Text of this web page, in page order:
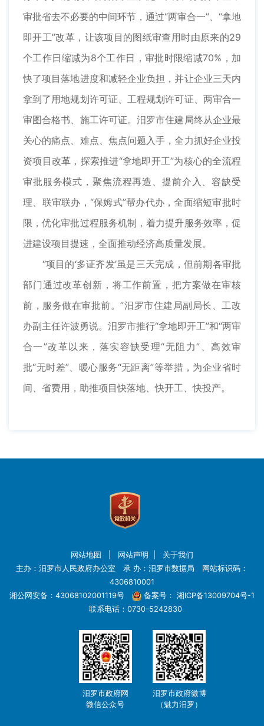
审批省去不必要的中间环节，通过“两审合一”、“拿地
即开工”改革，让该项目的图纸审查用时由原来的29
个工作日缩减为8个工作日，审批时限缩减70%，加
快了项目落地进度和减轻企业负担，并让企业三天内
拿到了用地规划许可证、工程规划许可证、两审合一
审图合格书、施工许可证。汨罗市住建局终从企业最
关心的痛点、难点、焦点问题入手，全力抓好企业投
资项目改革，探索推进“拿地即开工”为核心的全流程
审批服务模式，聚焦流程再造、提前介入、容缺受
理、联审联办，“保姆式”帮办代办，全面缩短审批时
限，优化审批过程服务机制，着力提升服务效率，促
进建设项目提速，全面推动经济高质量发展。
“项目的‘多证齐发’虽是三天完成，但前期各审批
部门通过改革创新，将工作前置，把方案做在审核
前，服务做在审批前。”汨罗市住建局副局长、工改
办副主任许波勇说。汨罗市推行“拿地即开工”和“两审
合一”改革以来，落实容缺受理“无阻力”、高效审
批“无时差”、暖心服务“无距离”等举措，为企业省时
间、省费用，助推项目快落地、快开工、快投产。
网站地图 网站声明
关于我们
主办：汨罗市人民政府办公室 承 办：汨罗市数据局 网站标识码：
4306810001
湘公网安备：43068102001119号
备案号： 湘ICP备13009704号-1
联系电话：0730-5242830
汨罗市政府网
微信公众号
汨罗市政府微博
（魅力汨罗）